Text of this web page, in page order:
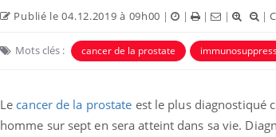
Publié le 04.12.2019 à 09h00 | | | | |
Mots clés : cancer de la prostate
Le cancer de la prostate est le plus diagnostiqué
homme sur sept en sera atteint dans sa vie.